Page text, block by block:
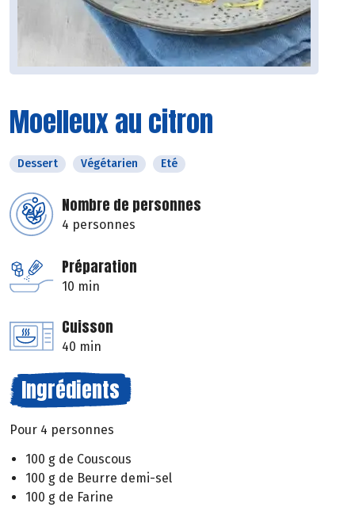
Moelleux au citron
Dessert Végétarien Eté
Nombre de personnes
4 personnes
Préparation
10 min
Cuisson
40 min
Ingrédients
Pour 4 personnes
100 g de Couscous
100 g de Beurre demi-sel
100 g de Farine